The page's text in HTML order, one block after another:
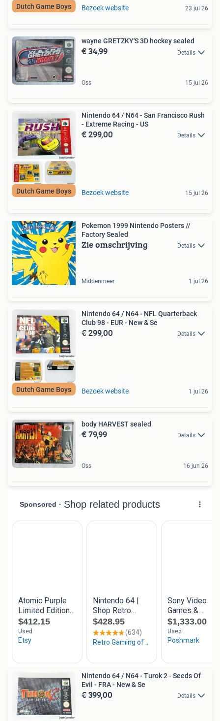
Dutch Game Boys Bezoek website 23 jul 26
wayne GRETZKY'S 3D hockey sealed
€ 34,99 Details
Oss 15 jul 26
Dutch Game Boys
Nintendo 64 / N64 - San Francisco Rush
- Extreme Racing - US
€ 299,00 Details
Bezoek website 15 jul 26
Pokemon 1999 Nintendo Posters //
Factory Sealed
Zie omschrijving Details
Middenmeer 1 jul 26
Dutch Game Boys
Nintendo 64 / N64 - NFL Quarterback
Club 98 - EUR - New & Se
€ 299,00 Details
Bezoek website 1 jul 26
body HARVEST sealed
€ 79,99 Details
Oss 16 jun 26
Nintendo 64 / N64 - Turok 2 - Seeds Of
Evil - FRA - New & Se
€ 399,00 Details